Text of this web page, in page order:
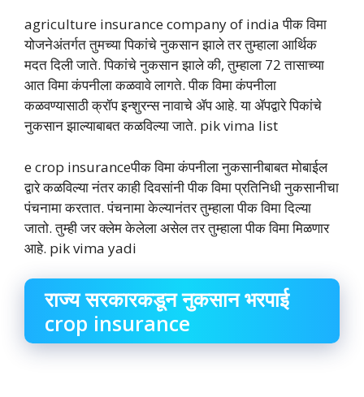
agriculture insurance company of india पीक विमा
योजनेअंतर्गत तुमच्या पिकांचे नुकसान झाले तर तुम्हाला आर्थिक
मदत दिली जाते. पिकांचे नुकसान झाले की, तुम्हाला 72 तासाच्या
आत विमा कंपनीला कळवावे लागते. पीक विमा कंपनीला
कळवण्यासाठी क्रॉप इन्शुरन्स नावाचे ॲप आहे. या ॲपद्वारे पिकांचे
नुकसान झाल्याबाबत कळविल्या जाते. pik vima list
e crop insuranceपीक विमा कंपनीला नुकसानीबाबत मोबाईल
द्वारे कळविल्या नंतर काही दिवसांनी पीक विमा प्रतिनिधी नुकसानीचा
पंचनामा करतात. पंचनामा केल्यानंतर तुम्हाला पीक विमा दिल्या
जातो. तुम्ही जर क्लेम केलेला असेल तर तुम्हाला पीक विमा मिळणार
आहे. pik vima yadi
राज्य सरकारकडून नुकसान भरपाई
crop insurance